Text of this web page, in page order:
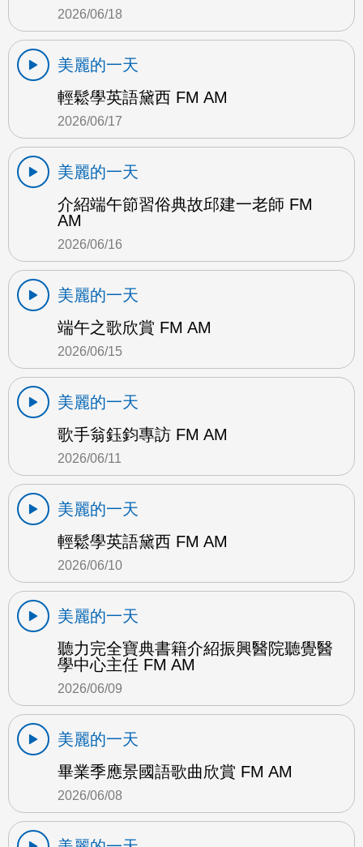
2026/06/18
美麗的一天
輕鬆學英語黛西 FM AM
2026/06/17
美麗的一天
介紹端午節習俗典故邱建一老師 FM
AM
2026/06/16
美麗的一天
端午之歌欣賞 FM AM
2026/06/15
美麗的一天
歌手翁鈺鈞專訪 FM AM
2026/06/11
美麗的一天
輕鬆學英語黛西 FM AM
2026/06/10
美麗的一天
聽力完全寶典書籍介紹振興醫院聽覺醫
學中心主任 FM AM
2026/06/09
美麗的一天
畢業季應景國語歌曲欣賞 FM AM
2026/06/08